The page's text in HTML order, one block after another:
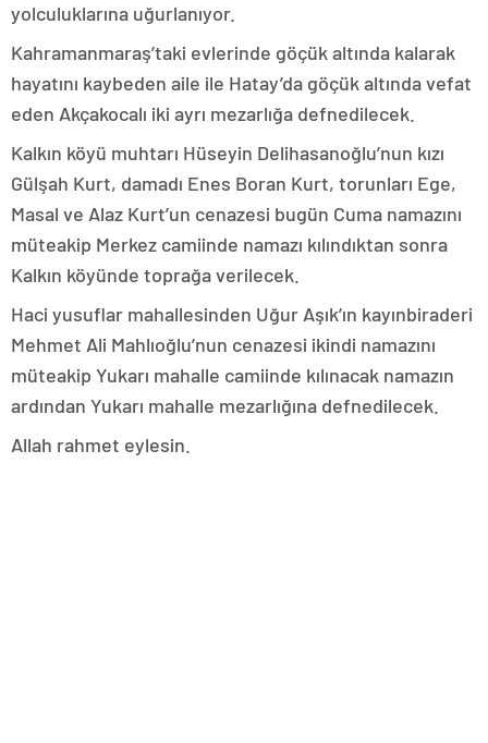
yolculuklarına uğurlanıyor.
Kahramanmaraş’taki evlerinde göçük altında kalarak
hayatını kaybeden aile ile Hatay’da göçük altında vefat
eden Akçakocalı iki ayrı mezarlığa defnedilecek.
Kalkın köyü muhtarı Hüseyin Delihasanoğlu’nun kızı
Gülşah Kurt, damadı Enes Boran Kurt, torunları Ege,
Masal ve Alaz Kurt’un cenazesi bugün Cuma namazını
müteakip Merkez camiinde namazı kılındıktan sonra
Kalkın köyünde toprağa verilecek.
Haci yusuflar mahallesinden Uğur Aşık’ın kayınbiraderi
Mehmet Ali Mahlıoğlu’nun cenazesi ikindi namazını
müteakip Yukarı mahalle camiinde kılınacak namazın
ardından Yukarı mahalle mezarlığına defnedilecek.
Allah rahmet eylesin.